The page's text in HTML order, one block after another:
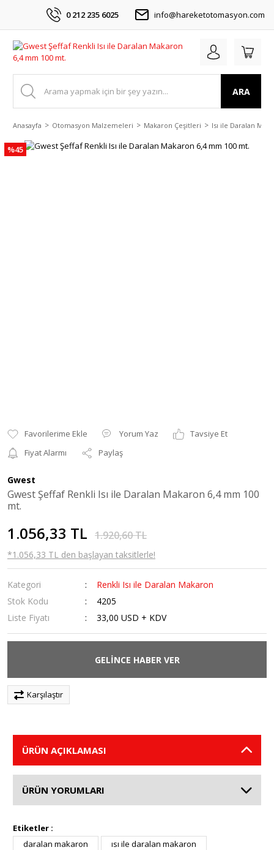
0 212 235 6025 info@hareketotomasyon.com
ARA
Anasayfa Otomasyon Malzemeleri Makaron Çeşitleri Isı ile Daralan
%45
Yorum Yaz
Tavsiye Et
Fiyat Alarmı
Paylaş
Gwest
Gwest Şeffaf Renkli Isı ile Daralan Makaron 6,4 mm 100
mt.
1.056,33 TL 1.920,60 TL
*1.056,33 TL den başlayan taksitlerle!
Kategori
Renkli Isı ile Daralan Makaron
Stok Kodu
4205
Liste Fiyatı
33,00 USD + KDV
GELİNCE HABER VER
Karşılaştır
ÜRÜN AÇIKLAMASI
ÜRÜN YORUMLARI
Etiketler :
daralan makaron
ısı ile daralan makaron